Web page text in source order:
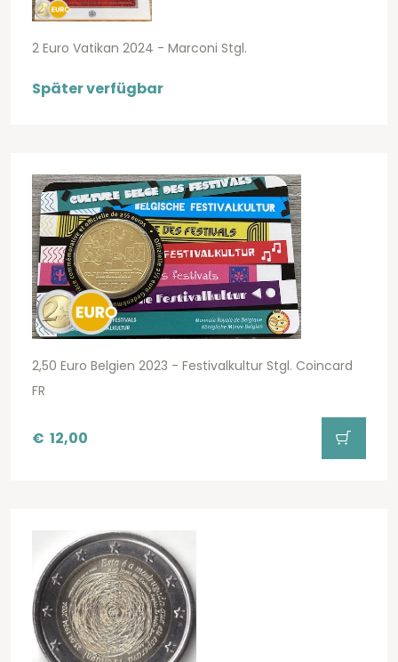
2 Euro Vatikan 2024 - Marconi Stgl.
Später verfügbar
2,50 Euro Belgien 2023 - Festivalkultur Stgl. Coincard
FR
€ 12,00